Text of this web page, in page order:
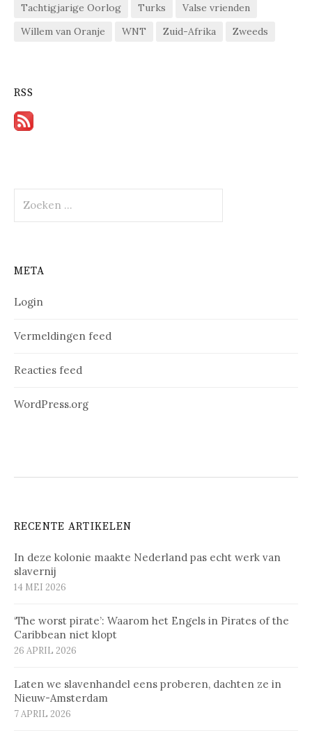
Tachtigjarige Oorlog
Turks
Valse vrienden
Willem van Oranje
WNT Zuid-Afrika Zweeds
RSS
naar:
META
Login
Vermeldingen feed
Reacties feed
WordPress.org
RECENTE ARTIKELEN
In deze kolonie maakte Nederland pas echt werk van
slavernij
14 MEI 2026
‘The worst pirate’: Waarom het Engels in Pirates of the
Caribbean niet klopt
26 APRIL 2026
Laten we slavenhandel eens proberen, dachten ze in
Nieuw-Amsterdam
7 APRIL 2026